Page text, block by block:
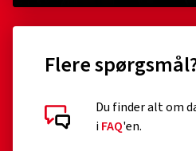
Flere
Du finder alt om
iFAQ'en.